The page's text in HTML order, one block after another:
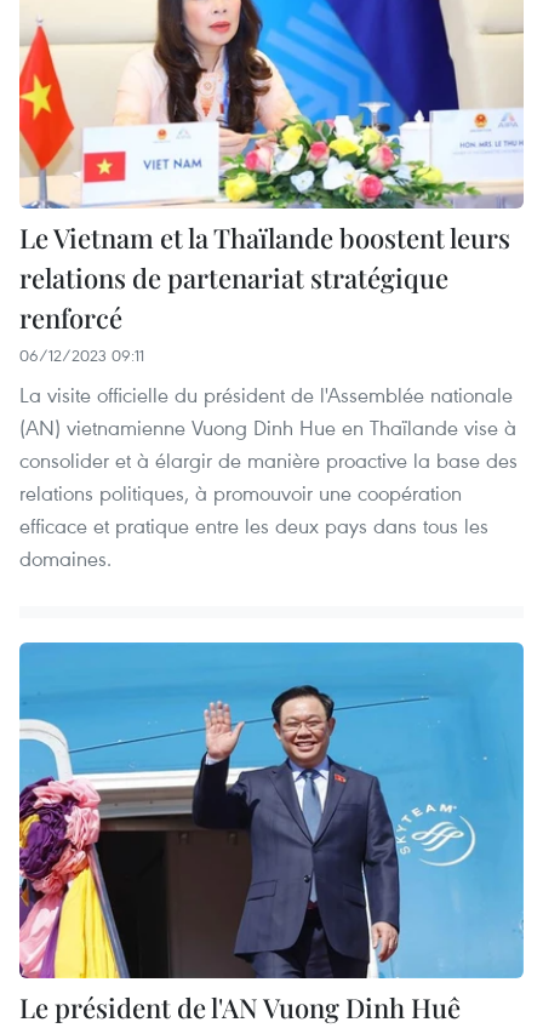
Le Vietnam et la Thaïlande boostent leurs
relations de partenariat stratégique
renforcé
06/12/2023 09:11
La visite officielle du président de l'Assemblée nationale
(AN) vietnamienne Vuong Dinh Hue en Thaïlande vise à
consolider et à élargir de manière proactive la base des
relations politiques, à promouvoir une coopération
efficace et pratique entre les deux pays dans tous les
domaines.
Le président de l'AN Vuong Dinh Huê